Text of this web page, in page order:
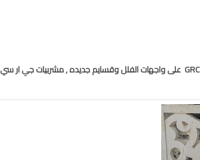
لدينا فريق عمل متخصص وعمالة فنية ماهرة في أعمال تركيب جي ار سي -GRC على واجهات الفلل وقسايم جديده , مشربيات جي ار سي